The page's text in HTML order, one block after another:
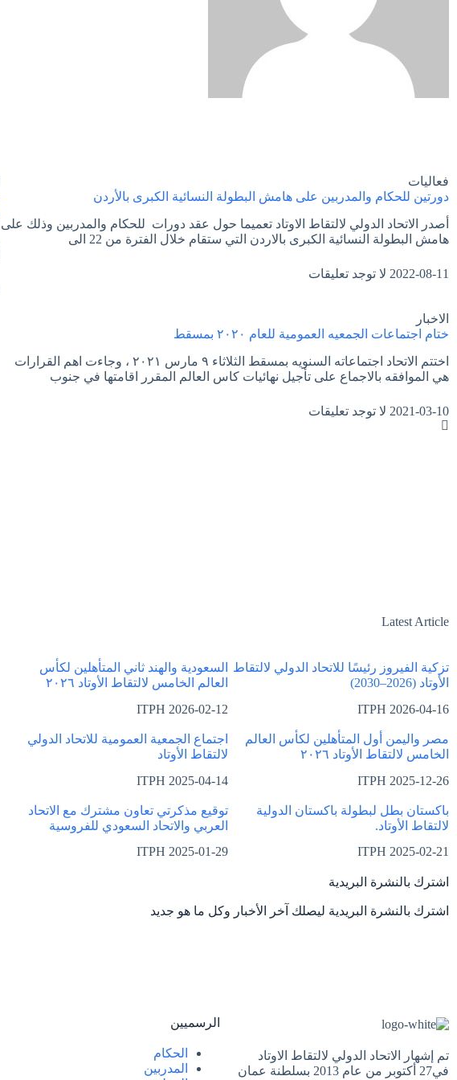
فعاليات
دورتين للحكام والمدربين على هامش البطولة النسائية الكبرى بالأردن
أصدر الاتحاد الدولي لالتقاط الاوتاد تعميما حول عقد دورات للحكام والمدربين وذلك على
هامش البطولة النسائية الكبرى بالاردن التي ستقام خلال الفترة من 22 الى
2022-08-11 لا توجد تعليقات
الاخبار
ختام اجتماعات الجمعيه العمومية للعام ٢٠٢٠ بمسقط
اختتم الاتحاد اجتماعاته السنويه بمسقط الثلاثاء ٩ مارس ٢٠٢١ ، وجاءت اهم القرارات
هي الموافقه بالاجماع على تأجيل نهائيات كاس العالم المقرر اقامتها في جنوب
2021-03-10 لا توجد تعليقات
Latest Article
تزكية الفيروز رئيسًا للاتحاد الدولي لالتقاط
الأوتاد (2026–2030)
ITPH 2026-04-16
السعودية والهند ثاني المتأهلين لكأس
العالم الخامس لالتقاط الأوتاد ٢٠٢٦
ITPH 2026-02-12
مصر واليمن أول المتأهلين لكأس العالم
الخامس لالتقاط الأوتاد ٢٠٢٦
ITPH 2025-12-26
اجتماع الجمعية العمومية للاتحاد الدولي
لالتقاط الأوتاد
ITPH 2025-04-14
باكستان بطل لبطولة باكستان الدولية
لالتقاط الأوتاد.
ITPH 2025-02-21
توقيع مذكرتي تعاون مشترك مع الاتحاد
العربي والاتحاد السعودي للفروسية
ITPH 2025-01-29
اشترك بالنشرة البريدية
اشترك بالنشرة البريدية ليصلك آخر الأخبار وكل ما هو جديد
تم إشهار الاتحاد الدولي لالتقاط الاوتاد
في27 أكتوبر من عام 2013 بسلطنة عمان
الرسميين
الحكام
المدربين